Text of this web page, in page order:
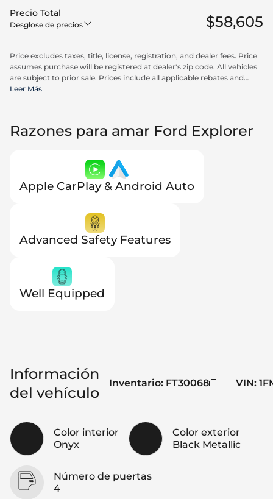
Precio Total
Desglose de precios $58,605
Price excludes taxes, title, license, registration, and dealer fees. Price
assumes purchase will be registered at dealer's zip code. All vehicles
are subject to prior sale. Prices include all applicable rebates and
incentives available to all consumers; additional rebates may apply.
Leer Más
Razones para amar Ford Explorer
Apple CarPlay & Android Auto
Advanced Safety Features
Well Equipped
Información
del vehículo
Inventario: FT30068 VIN:
Color interior
Onyx
Color exterior
Black Metallic
Número de puertas
4